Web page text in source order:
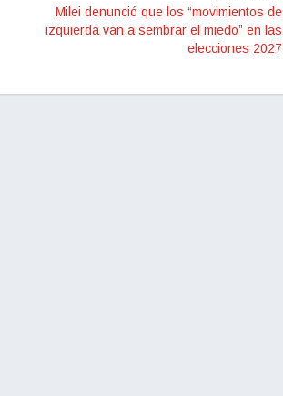
Milei denunció que los “movimientos de
izquierda van a sembrar el miedo” en las
elecciones 2027